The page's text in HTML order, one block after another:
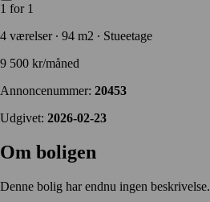
1 for 1
4 værelser ∙ 94 m2 ∙ Stueetage
9 500 kr/måned
Annoncenummer: 20453
Udgivet: 2026-02-23
Om boligen
Denne bolig har endnu ingen beskrivelse.